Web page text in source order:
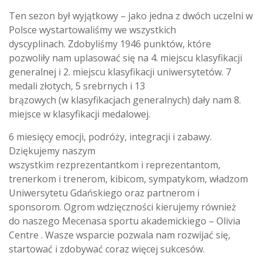
Ten sezon był wyjątkowy – jako jedna z dwóch uczelni w
Polsce wystartowaliśmy we wszystkich
dyscyplinach. Zdobyliśmy 1946 punktów, które
pozwoliły nam uplasować się na 4. miejscu klasyfikacji
generalnej i 2. miejscu klasyfikacji uniwersytetów. 7
medali złotych, 5 srebrnych i 13
brązowych (w klasyfikacjach generalnych) dały nam 8.
miejsce w klasyfikacji medalowej.
6 miesięcy emocji, podróży, integracji i zabawy.
Dziękujemy naszym
wszystkim rezprezentantkom i reprezentantom,
trenerkom i trenerom, kibicom, sympatykom, władzom
Uniwersytetu Gdańskiego oraz partnerom i
sponsorom. Ogrom wdzięczności kierujemy również
do naszego Mecenasa sportu akademickiego – Olivia
Centre . Wasze wsparcie pozwala nam rozwijać się,
startować i zdobywać coraz więcej sukcesów.